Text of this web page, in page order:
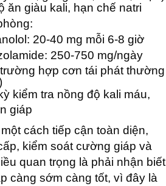
ăn giàu kali, hạn chế natri
20-40 mg mỗi 6-8 giờ
250-750 mg/ngày
hợp cơn tái phát thường
kiểm tra nồng độ kali máu,
giáp
cách tiếp cận toàn diện,
kiểm soát cường giáp và
quan trọng là phải nhận biết
càng sớm càng tốt, vì đây là